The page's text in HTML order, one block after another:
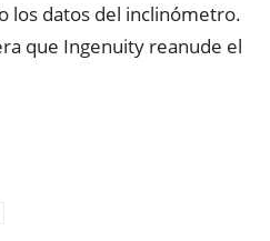
los datos del inclinómetro.
que Ingenuity reanude el